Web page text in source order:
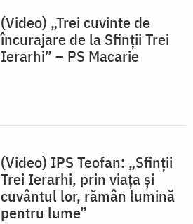
(Video) „Trei cuvinte de
încurajare de la Sfinții Trei
Ierarhi” – PS Macarie
(Video) IPS Teofan: „Sfinții
Trei Ierarhi, prin viața și
cuvântul lor, rămân lumină
pentru lume”